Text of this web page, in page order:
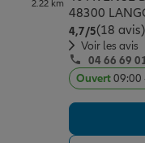
Assurance
Prévoyance et
Assurance
Protection de la
Protection
Épargne & retraite
Plan épargne
Assurance vie
Vos projets
Partir en vacances
Conseil assurance
2.22 km
48300
4,7/5Note de 4.7 sur
(18 avis)
Voir les avis
04 66 69
Ouvert09:00